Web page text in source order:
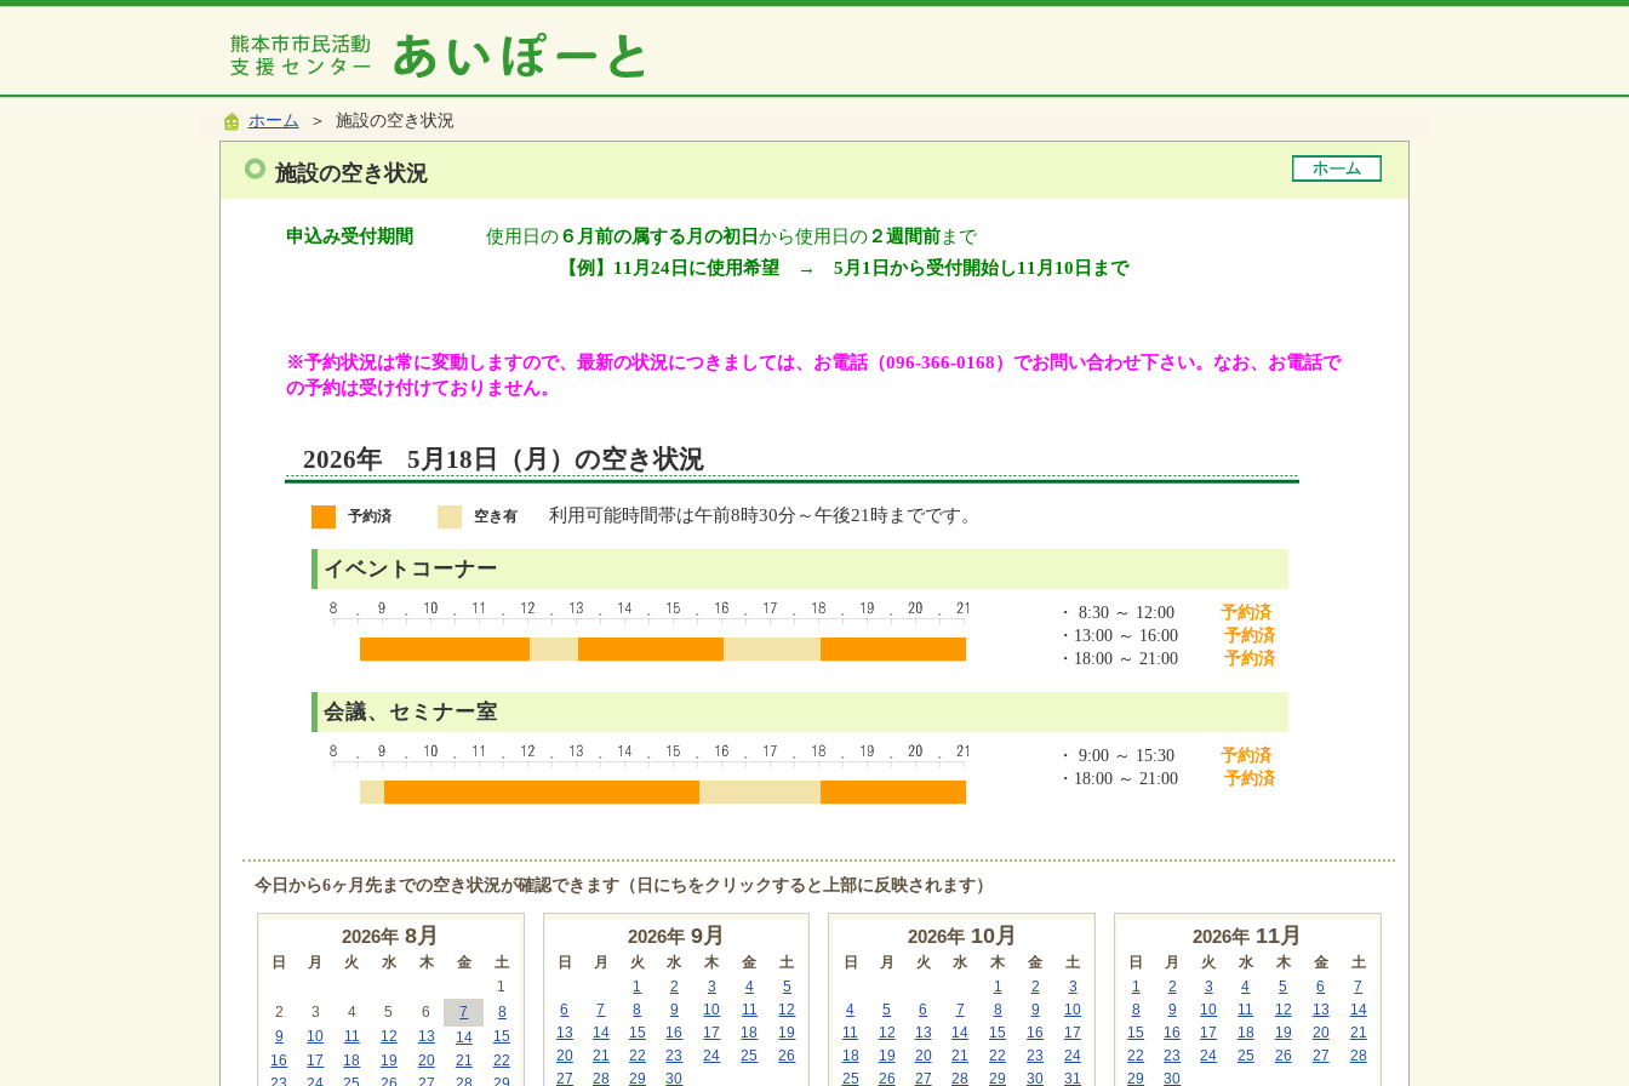
ホーム ＞ 施設の空き状況
施設の空き状況
申込み受付期間 使用日の６月前の属する月の初日から使用日の ２週間前まで
【例】11月24日に使用希望 → 5月1日から受付開始し11月10日まで
※予約状況は常に変動しますので、最新の状況につきましては、お電話（096-366-0168）でお問い合わせ下さい。なお、お電話で
の予約は受け付けておりません。
2026年 5月18日（月）の空き状況
予約済 空き有 利用可能時間帯は午前8時30分～午後21時までです。
イベントコーナー
・ 8:30 ～ 12:00
予約済
・13:00 ～ 16:00
予約済
・18:00 ～ 21:00
予約済
会議、セミナー室
・ 9:00 ～ 15:30
予約済
・18:00 ～ 21:00
予約済
今日から6ヶ月先までの空き状況が確認できます（日にちをクリックすると上部に反映されます）
2026年 8月
日 月 火 水 木 金
土
1
2
3 4 5 6 7
8
9
10 11 12 13 14
15
16
17 18 19 20 21
22
2026年 9月
日 月 火 水 木 金
土
1
2 3 4
5
6
7 8 9 10 11
12
13
14 15 16 17 18
19
20
21 22 23 24 25
26
27
28 29 30
2026年 10月
日 月 火 水 木 金
土
1
2
3
4
5 6 7 8 9
10
11
12 13 14 15 16
17
18
19 20 21 22 23
24
25
26 27 28 29 30 31
2026年 11月
日 月 火 水 木 金
土
1
2 3 4 5 6
7
8
9 10 11 12 13
14
15
16 17 18 19 20
21
22
23 24 25 26 27
28
29
30